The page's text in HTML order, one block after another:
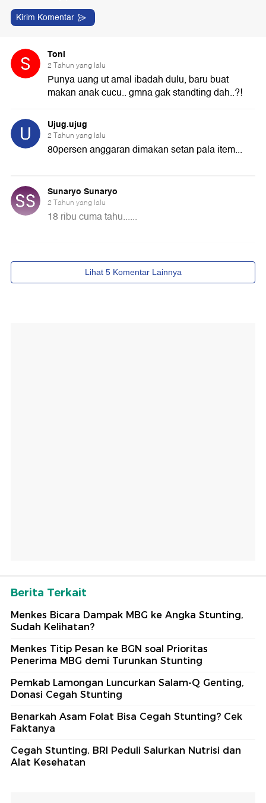
Berita Terkait
Menkes Bicara Dampak MBG ke Angka Stunting,
Sudah Kelihatan?
Menkes Titip Pesan ke BGN soal Prioritas
Penerima MBG demi Turunkan Stunting
Pemkab Lamongan Luncurkan Salam-Q Genting,
Donasi Cegah Stunting
Benarkah Asam Folat Bisa Cegah Stunting? Cek
Faktanya
Cegah Stunting, BRI Peduli Salurkan Nutrisi dan
Alat Kesehatan